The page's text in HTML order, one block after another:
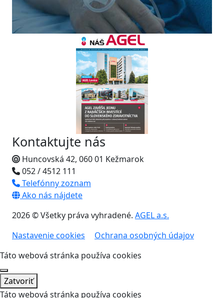
Kontaktujte nás
Huncovská 42, 060 01 Kežmarok
052 / 4512 111
Telefónny zoznam
Ako nás nájdete
2026 © Všetky práva vyhradené. AGEL a.s.
Nastavenie cookies
Ochrana osobných údajov
Táto webová stránka používa cookies
Zatvoriť
Táto webová stránka používa cookies